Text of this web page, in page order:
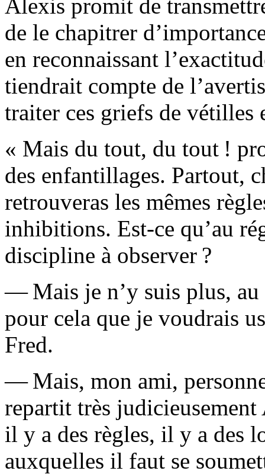
Alexis promit de
de le chapitrer
en reconnaissant
tiendrait compte de
traiter ces griefs de vétilles
« Mais du tout, du tout !
des enfantillages. Partout,
retrouveras les mêmes
inhibitions. Est-ce qu’au
discipline à observer ?
— Mais je n’y suis plus, au
pour cela que je voudrais
Fred.
— Mais, mon ami,
repartit très
il y a des règles, il y a des
auxquelles il faut se